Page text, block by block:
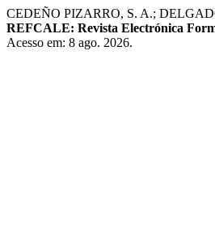
CEDEÑO PIZARRO, S. A.;
REFCALE: Revista Electrónica
Acesso em: 8 ago. 2026.